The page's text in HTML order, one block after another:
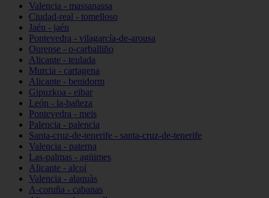
Valencia - massanassa
Ciudad-real - tomelloso
Jaén - jaén
Pontevedra - vilagarcía-de-arousa
Ourense - o-carballiño
Alicante - teulada
Murcia - cartagena
Alicante - benidorm
Gipuzkoa - eibar
León - la-bañeza
Pontevedra - meis
Palencia - palencia
Santa-cruz-de-tenerife - santa-cruz-de-tenerife
Valencia - paterna
Las-palmas - agüimes
Alicante - alcoi
Valencia - alaquàs
A-coruña - cabanas